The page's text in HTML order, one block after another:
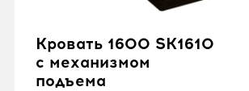
Кровать 1600 SK1610
с механизмом
подъема